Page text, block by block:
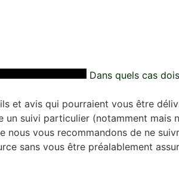
Dans quels cas
et avis qui pourraient vous être
suivi particulier (notamment mais
nous vous recommandons de ne
sans vous être préalablement